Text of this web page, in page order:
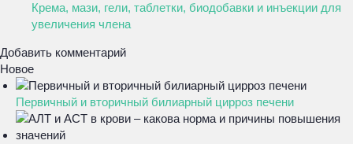
Крема, мази, гели, таблетки, биодобавки и инъекции для
увеличения члена
Добавить комментарий
Новое
Первичный и вторичный билиарный цирроз печени